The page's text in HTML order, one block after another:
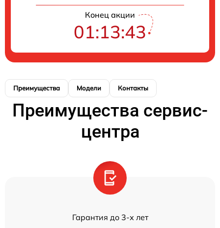
Конец акции
01:13:43
Преимущества Модели Контакты
Преимущества сервис-
центра
Гарантия до 3-х лет